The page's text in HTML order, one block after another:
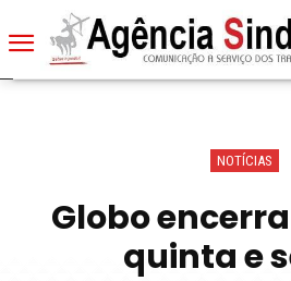
NOTÍCIAS
Globo
quinta e